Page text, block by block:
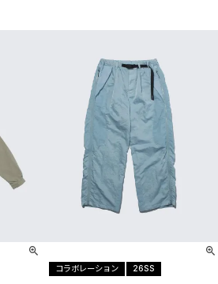
コラボレーション 26SS